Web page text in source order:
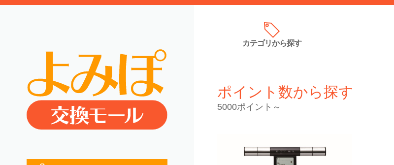
ポイント数から探す
5000ポイント～
カテゴリから探す